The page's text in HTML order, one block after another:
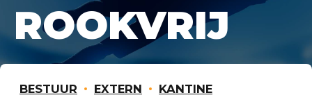
ROOKVRIJ
BESTUUR EXTERN KANTINE